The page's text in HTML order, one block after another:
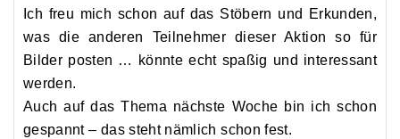
Ich freu mich schon auf das Stöbern und Erkunden,
was die anderen Teilnehmer dieser Aktion so für
Bilder posten … könnte echt spaßig und interessant
werden.
Auch auf das Thema nächste Woche bin ich schon
gespannt – das steht nämlich schon fest.